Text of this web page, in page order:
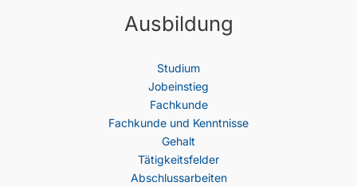
Ausbildung
Studium
Jobeinstieg
Fachkunde
Fachkunde und Kenntnisse
Gehalt
Tätigkeitsfelder
Abschlussarbeiten